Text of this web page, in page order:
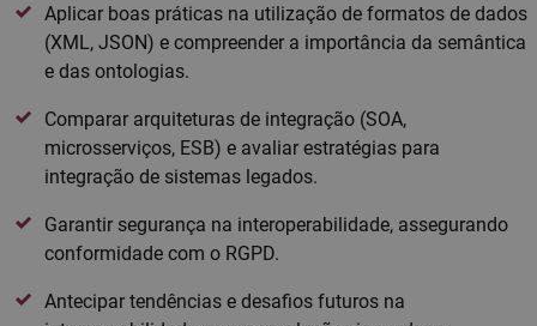
Aplicar boas práticas na utilização de formatos de dados
(XML, JSON) e compreender a importância da semântica
e das ontologias.
Comparar arquiteturas de integração (SOA,
microsserviços, ESB) e avaliar estratégias para
integração de sistemas legados.
Garantir segurança na interoperabilidade, assegurando
conformidade com o RGPD.
Antecipar tendências e desafios futuros na